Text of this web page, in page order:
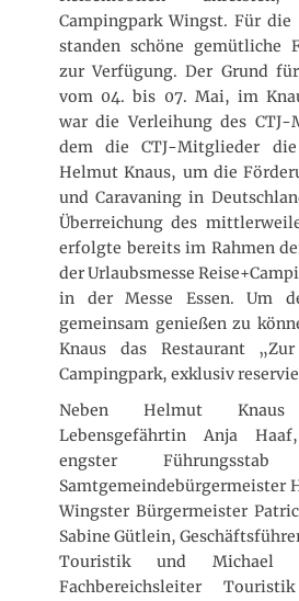
h
a
m
Campingpark Wingst. Für die
standen schöne gemütliche
zur Verfügung. Der Grund
vom 04. bis 07. Mai, im
war die Verleihung des
dem die CTJ-Mitglieder
Helmut Knaus, um die
und Caravaning in
Überreichung des
erfolgte bereits im Rahmen
der Urlaubsmesse
in der Messe Essen. Um
gemeinsam genießen zu
Knaus das Restaurant
Campingpark, exklusiv
Neben Helmut
Lebensgefährtin Anja
engster
Samtgemeindebürgermeister
Wingster Bürgermeister
Sabine Gütlein,
Touristik und Michael
Fachbereichsleiter